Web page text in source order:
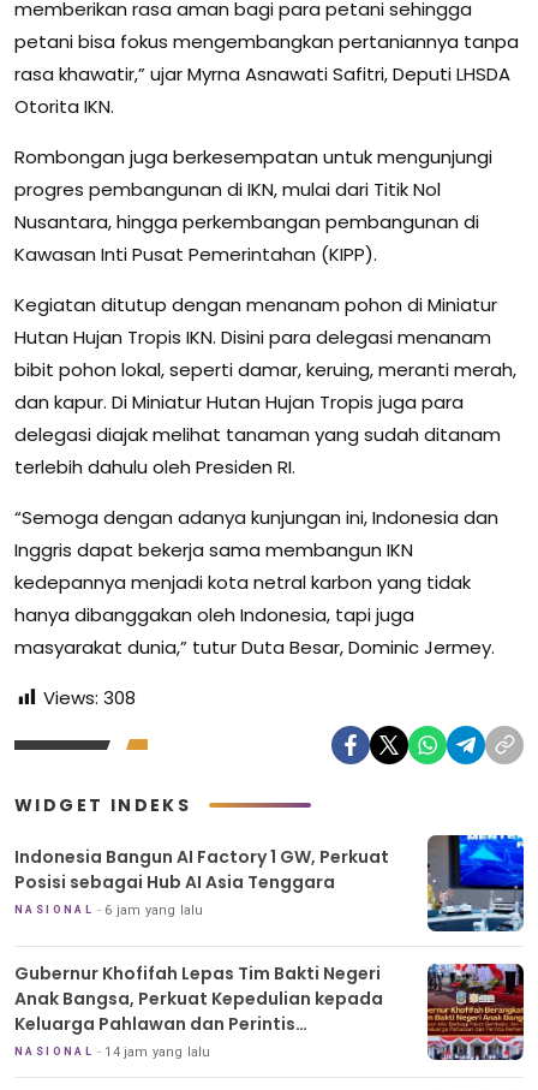
memberikan rasa aman bagi para petani sehingga
petani bisa fokus mengembangkan pertaniannya tanpa
rasa khawatir,” ujar Myrna Asnawati Safitri, Deputi LHSDA
Otorita IKN.
Rombongan juga berkesempatan untuk mengunjungi
progres pembangunan di IKN, mulai dari Titik Nol
Nusantara, hingga perkembangan pembangunan di
Kawasan Inti Pusat Pemerintahan (KIPP).
Kegiatan ditutup dengan menanam pohon di Miniatur
Hutan Hujan Tropis IKN. Disini para delegasi menanam
bibit pohon lokal, seperti damar, keruing, meranti merah,
dan kapur. Di Miniatur Hutan Hujan Tropis juga para
delegasi diajak melihat tanaman yang sudah ditanam
terlebih dahulu oleh Presiden RI.
“Semoga dengan adanya kunjungan ini, Indonesia dan
Inggris dapat bekerja sama membangun IKN
kedepannya menjadi kota netral karbon yang tidak
hanya dibanggakan oleh Indonesia, tapi juga
masyarakat dunia,” tutur Duta Besar, Dominic Jermey.
Views: 308
WIDGET INDEKS
Indonesia Bangun AI Factory 1 GW, Perkuat
Posisi sebagai Hub AI Asia Tenggara
NASIONAL 6 jam yang lalu
Gubernur Khofifah Lepas Tim Bakti Negeri
Anak Bangsa, Perkuat Kepedulian kepada
Keluarga Pahlawan dan Perintis
Kemerdekaan
NASIONAL 14 jam yang lalu